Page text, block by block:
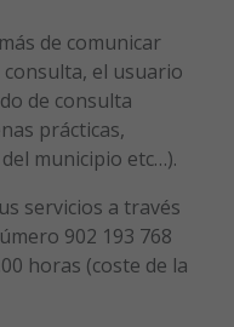
de comunicar
el usuario
de consulta
prácticas,
municipio etc…).
servicios a través
902 193 768
horas (coste de la